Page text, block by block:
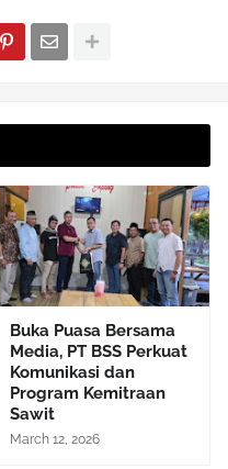
Buka Puasa Bersama
Media, PT BSS Perkuat
Komunikasi dan
Program Kemitraan
Sawit
March 12, 2026